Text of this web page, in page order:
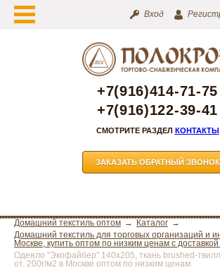
Вход
+7(916)414-71-75
+7(916)122-39-41
СМОТРИТЕ РАЗДЕЛ КОНТАКТЫ
ЗАКАЗАТЬ ОБРАТНЫЙ ЗВОНОК
Домашний текстиль оптом
Каталог
Домашний текстиль для торговых организаций и
Москве, купить оптом по низким ценам с
Одеяло "Экофайбер" 140х205, ткань brushed-
от. 200г/м2 в Москве оптом по низким ценам